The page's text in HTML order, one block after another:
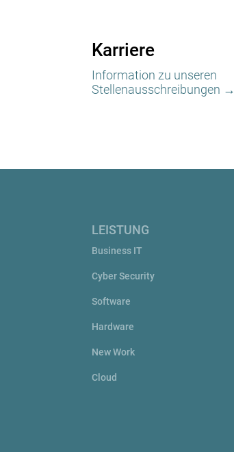
Karriere
Information zu unseren
Stellenausschreibungen →
LEISTUNG
Business IT
Cyber Security
Software
Hardware
New Work
Cloud